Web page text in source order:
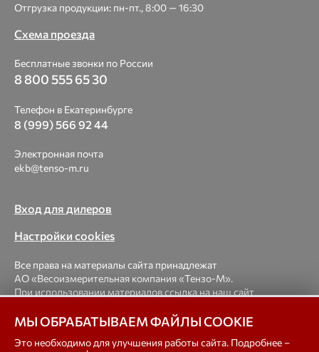
Отгрузка продукции: пн-пт., 8:00 — 16:30
Схема проезда
Бесплатные звонки по России
8 800 555 65 30
Телефон в Екатеринбурге
8 (999) 566 92 44
Электронная почта
ekb@tenso-m.ru
Вход для дилеров
Настройки cookies
Все права на материалы сайта принадлежат
АО «Весоизмерительная компания «Тензо-М».
При использовании материалов ссылка на наш сайт
© 1998-2026 Весоизмерительная компания «Тензо-М» —
МЫ ОБРАБАТЫВАЕМ ФАЙЛЫ COOKIE
Это необходимо для улучшения работы сайта. Подробнее –